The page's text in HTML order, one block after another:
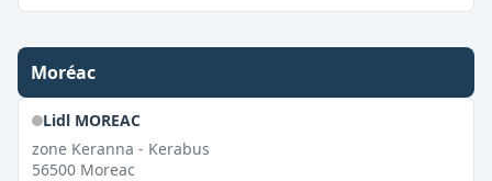
Moréac
Lidl MOREAC
zone Keranna - Kerabus
56500 Moreac